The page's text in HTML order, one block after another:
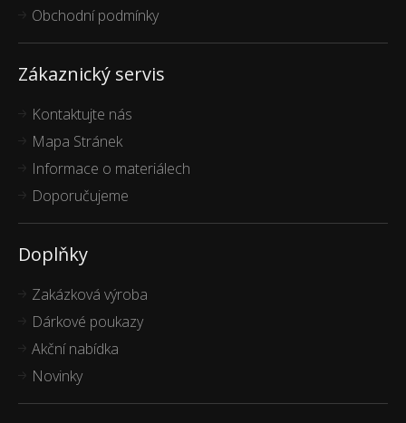
Obchodní podmínky
Zákaznický servis
Kontaktujte nás
Mapa Stránek
Informace o materiálech
Doporučujeme
Doplňky
Zakázková výroba
Dárkové poukazy
Akční nabídka
Novinky